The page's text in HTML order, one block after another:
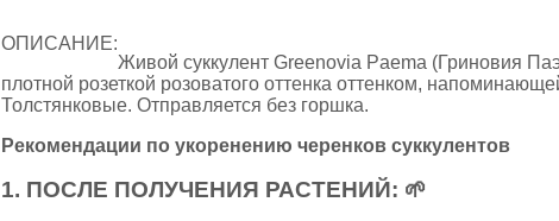
ОПИСАНИЕ:
Живой суккулент Greenovia Paema (Гриновия
плотной розеткой розоватого оттенка оттенком,
Толстянковые. Отправляется без горшка.
Рекомендации по укоренению черенков суккулентов
1. ПОСЛЕ ПОЛУЧЕНИЯ РАСТЕНИЙ: 🌱